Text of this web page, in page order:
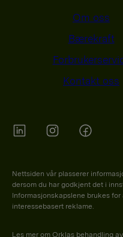
Om oss
Bærekraft
Kontakt oss
Nettsiden vår plasserer
dersom du har godkjent det i
Informasjonskapslene brukes
interessebasert reklame.
Les mer om Orklas behandling